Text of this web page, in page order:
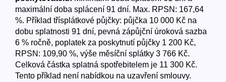
maximální doba splácení 91 dní. Max. RPSN: 167,64
%. Příklad třísplátkové půjčky: půjčka 10 000 Kč na
dobu splatnosti 91 dní, pevná zápůjční úroková sazba
6 % ročně, poplatek za poskytnutí půjčky 1 200 Kč,
RPSN: 109,90 %, výše měsíční splátky 3 766 Kč.
Celková částka splatná spotřebitelem je 11 300 Kč.
Tento příklad není nabídkou na uzavření smlouvy.